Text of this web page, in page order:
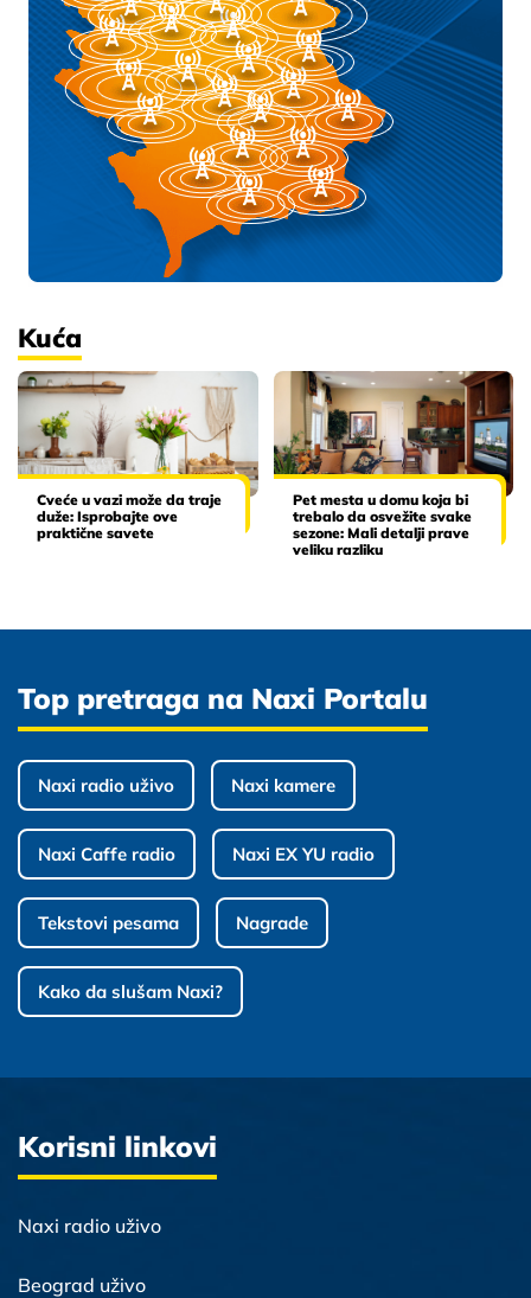
Kuća
Cveće u vazi može da traje
duže: Isprobajte ove
praktične savete
Pet mesta u domu koja bi
trebalo da osvežite svake
sezone: Mali detalji prave
veliku razliku
Top pretraga na Naxi Portalu
Naxi radio uživo Naxi kamere
Naxi Caffe radio Naxi EX YU radio
Tekstovi pesama Nagrade
Kako da slušam Naxi?
Korisni linkovi
Naxi radio uživo
Beograd uživo